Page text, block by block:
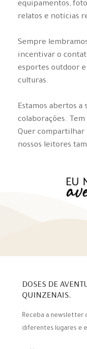
equipamentos,
relatos e notícias
Sempre
incentivar o
esportes outdoor
culturas.
Estamos abertos a
colaborações.
Quer compartilhar
nossos leitores
DOSES DE
QUINZENAIS.
Receba a newsletter
diferentes lugares e